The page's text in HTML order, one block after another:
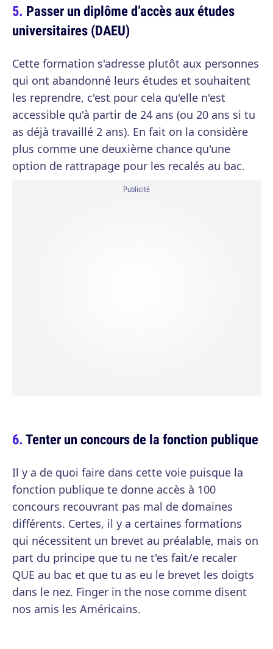
Passer un diplôme d’accès aux études
universitaires (DAEU)
Cette formation s'adresse plutôt aux personnes
qui ont abandonné leurs études et souhaitent
les reprendre, c'est pour cela qu'elle n'est
accessible qu'à partir de 24 ans (ou 20 ans si tu
as déjà travaillé 2 ans). En fait on la considère
plus comme une deuxième chance qu'une
option de rattrapage pour les recalés au bac.
Publicité
Tenter un concours de la fonction publique
Il y a de quoi faire dans cette voie puisque la
fonction publique te donne accès à 100
concours recouvrant pas mal de domaines
différents. Certes, il y a certaines formations
qui nécessitent un brevet au préalable, mais on
part du principe que tu ne t'es fait/e recaler
QUE au bac et que tu as eu le brevet les doigts
dans le nez. Finger in the nose comme disent
nos amis les Américains.